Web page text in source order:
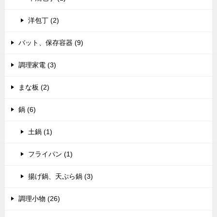
洋包丁 (2)
バット、保存容器 (9)
調理家電 (3)
まな板 (2)
鍋 (6)
土鍋 (1)
フライパン (1)
揚げ鍋、天ぷら鍋 (3)
調理小物 (26)